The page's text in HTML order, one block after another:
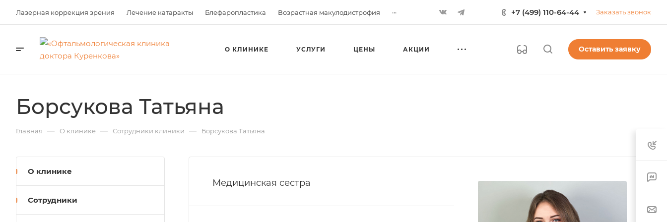
Лазерная коррекция зрения Лечение катаракты Блефаропластика Возрастная макулодистрофия ... +7 (499) 110-64-44 Заказать звонок
О КЛИНИКЕ УСЛУГИ ЦЕНЫ АКЦИИ Оставить заявку
Борсукова Татьяна
Главная — О клинике — Сотрудники клиники — Борсукова Татьяна
Медицинская сестра
О клинике
Сотрудники